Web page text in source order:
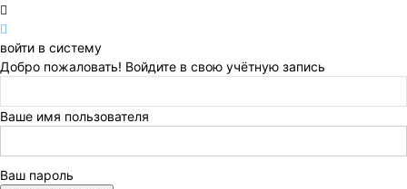
войти в систему
Добро пожаловать! Войдите в свою учётную запись
Ваше имя пользователя
Ваш пароль